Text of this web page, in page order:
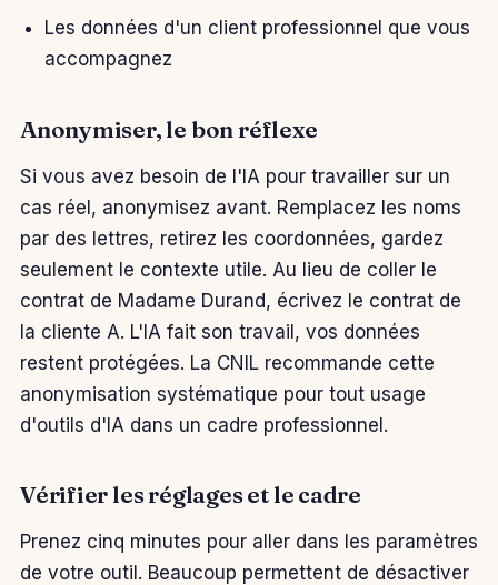
Les données d'un client professionnel que vous
accompagnez
Anonymiser, le bon réflexe
Si vous avez besoin de l'IA pour travailler sur un
cas réel, anonymisez avant. Remplacez les noms
par des lettres, retirez les coordonnées, gardez
seulement le contexte utile. Au lieu de coller le
contrat de Madame Durand, écrivez le contrat de
la cliente A. L'IA fait son travail, vos données
restent protégées. La CNIL recommande cette
anonymisation systématique pour tout usage
d'outils d'IA dans un cadre professionnel.
Vérifier les réglages et le cadre
Prenez cinq minutes pour aller dans les paramètres
de votre outil. Beaucoup permettent de désactiver